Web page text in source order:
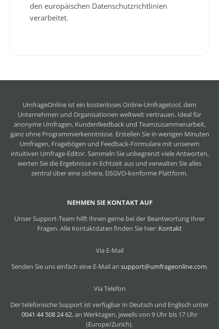
den europäischen Datenschutzrichtlinien
verarbeitet.
UmfrageOnline ist ein kostenloses Online-Umfragetool, dem
Unternehmen und Organisationen weltweit vertrauen. Ideal für
anonyme Umfragen, Kundenfeedback und Teamzusammenarbeit,
ganz ohne Programmierkenntnisse. Erstellen Sie in wenigen Minuten
Umfragen, Fragebögen und Feedback-Formulare mit unserem
intuitiven Umfrage-Editor. Sammeln Sie unbegrenzt viele Antworten,
werten Sie die Ergebnisse in Echtzeit aus und verwalten Sie alles
zentral über eine sichere, DSGVO-konforme Plattform.
NEHMEN SIE KONTAKT AUF
Unser Support-Team hilft Ihnen gerne bei der Beantwortung Ihrer
Fragen. Alle Kontaktdaten finden Sie hier: Kontakt
Via E-Mail
Senden Sie uns einfach eine E-Mail an support@umfrageonline.com.
Via Telefon
Der telefonische Support ist verfügbar in Deutsch und Englisch unter
0041 44 508 24 62, an Werktagen, jeweils von 9 Uhr bis 17 Uhr
(Europe/Zurich).